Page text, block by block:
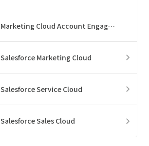
Marketing Cloud Account Engagement
Salesforce Marketing Cloud
Salesforce Service Cloud
Salesforce Sales Cloud